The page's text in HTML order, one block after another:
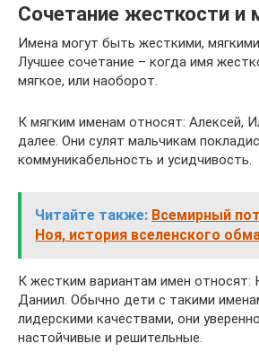
Сочетание жесткости и
Имена могут быть жесткими,
Лучшее сочетание – когда имя
мягкое, или наоборот.
К мягким именам относят: Алексей,
далее. Они сулят мальчикам
коммуникабельность и усидчивость.
Читайте также: Всемирный
Ноя, история вселенского
К жестким вариантам имен относят:
Даниил. Обычно дети с такими
лидерскими качествами, они
настойчивые и решительные.